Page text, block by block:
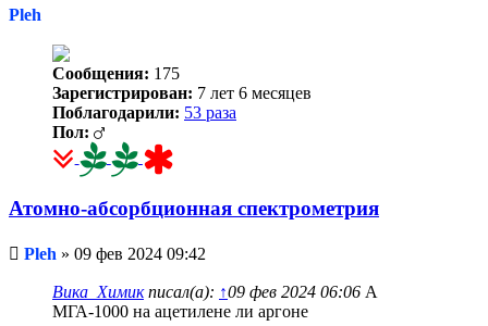
Pleh
Сообщения: 175
Зарегистрирован: 7 лет 6 месяцев
Поблагодарили: 53 раза
Пол:
Атомно-абсорбционная спектрометрия
Непрочитанное
сообщение
Pleh » 09 фев 2024 09:42
Вика_Химикписал(а): ↑09 фев 2024 06:06 А
МГА-1000 на ацетилене ли аргоне